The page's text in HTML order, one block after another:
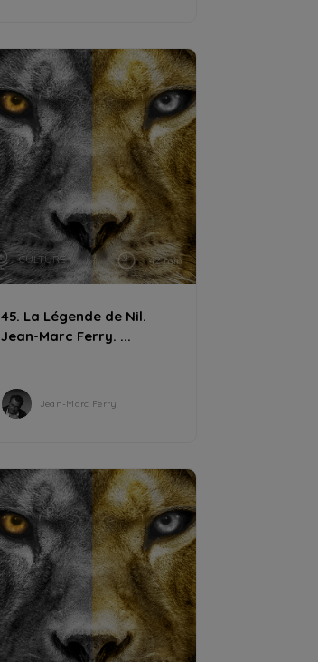
CULTURE 42 min
45. La Légende de Nil.
Jean-Marc Ferry. ...
Jean-Marc Ferry